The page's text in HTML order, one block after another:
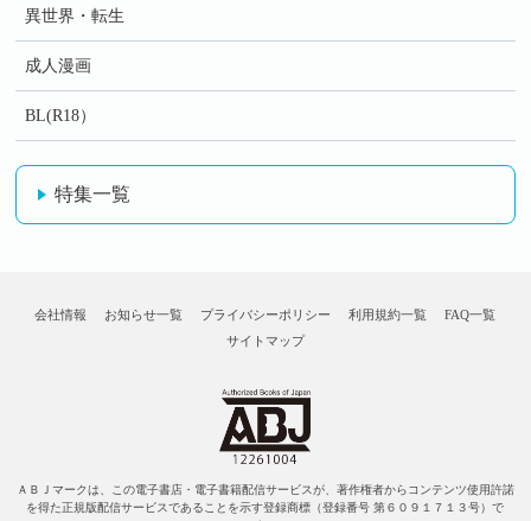
異世界・転生
成人漫画
BL(R18）
特集一覧
会社情報 お知らせ一覧 プライバシーポリシー 利用規約一覧
FAQ一覧
サイトマップ
ＡＢＪマークは、この電子書店・電子書籍配信サービスが、著作権者からコンテンツ使用許諾
を得た正規版配信サービスであることを示す登録商標（登録番号 第６０９１７１３号）で